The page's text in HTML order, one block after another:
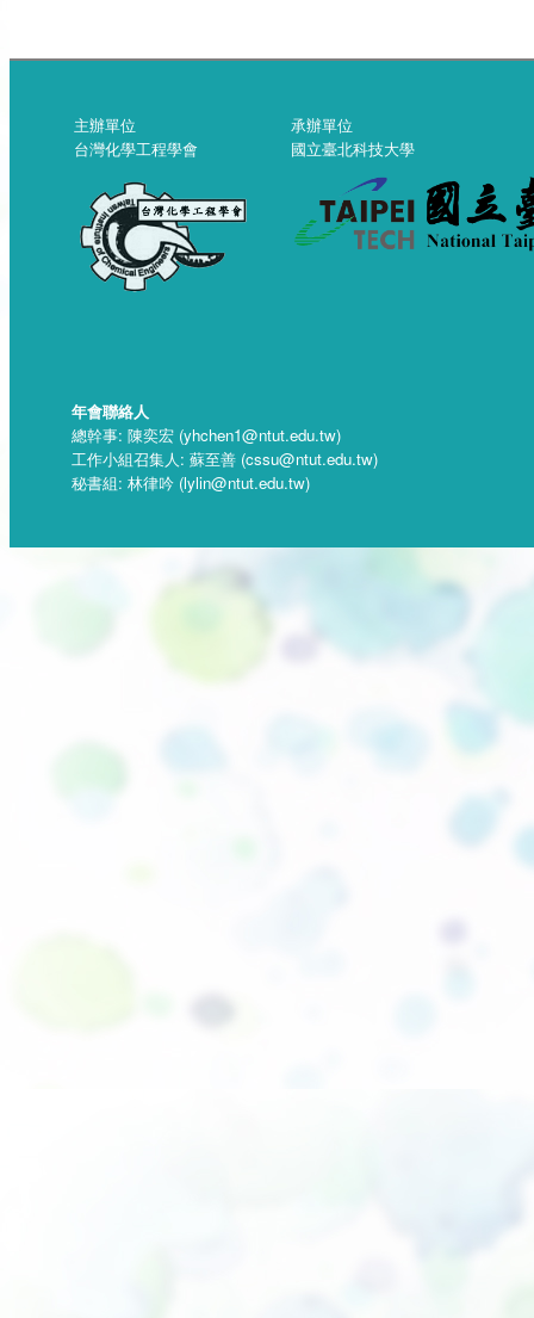
主辦單位
台灣化學工程學會
承辦單位
國立臺北科技大學
年會聯絡人
總幹事: 陳奕宏 (yhchen1@ntut.edu.tw)
工作小組召集人: 蘇至善 (cssu@ntut.edu.tw)
秘書組: 林律吟 (lylin@ntut.edu.tw)